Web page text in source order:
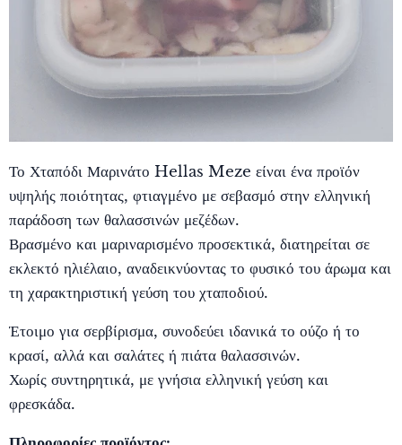
Το Χταπόδι Μαρινάτο Hellas Meze είναι ένα προϊόν
υψηλής ποιότητας, φτιαγμένο με σεβασμό στην ελληνική
παράδοση των θαλασσινών μεζέδων.
Βρασμένο και μαριναρισμένο προσεκτικά, διατηρείται σε
εκλεκτό ηλιέλαιο, αναδεικνύοντας το φυσικό του άρωμα και
τη χαρακτηριστική γεύση του χταποδιού.
Έτοιμο για σερβίρισμα, συνοδεύει ιδανικά το ούζο ή το
κρασί, αλλά και σαλάτες ή πιάτα θαλασσινών.
Χωρίς συντηρητικά, με γνήσια ελληνική γεύση και
φρεσκάδα.